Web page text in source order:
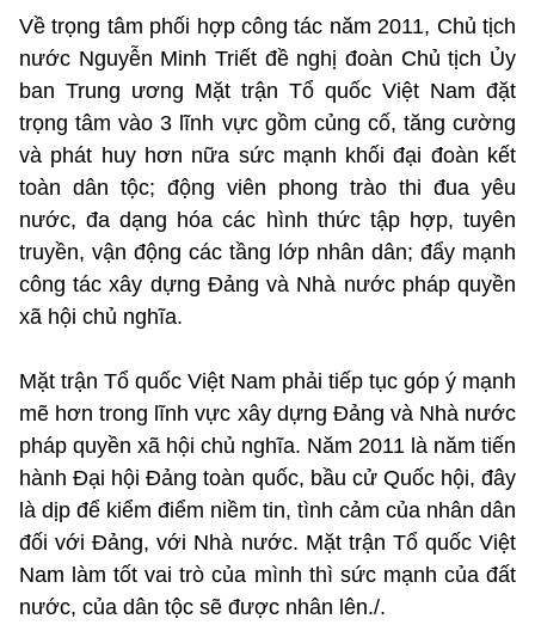
Về trọng tâm phối hợp công tác năm 2011, Chủ tịch
nước Nguyễn Minh Triết đề nghị đoàn Chủ tịch Ủy
ban Trung ương Mặt trận Tổ quốc Việt Nam đặt
trọng tâm vào 3 lĩnh vực gồm củng cố, tăng cường
và phát huy hơn nữa sức mạnh khối đại đoàn kết
toàn dân tộc; động viên phong trào thi đua yêu
nước, đa dạng hóa các hình thức tập hợp, tuyên
truyền, vận động các tầng lớp nhân dân; đẩy mạnh
công tác xây dựng Đảng và Nhà nước pháp quyền
xã hội chủ nghĩa.
Mặt trận Tổ quốc Việt Nam phải tiếp tục góp ý mạnh
mẽ hơn trong lĩnh vực xây dựng Đảng và Nhà nước
pháp quyền xã hội chủ nghĩa. Năm 2011 là năm tiến
hành Đại hội Đảng toàn quốc, bầu cử Quốc hội, đây
là dịp để kiểm điểm niềm tin, tình cảm của nhân dân
đối với Đảng, với Nhà nước. Mặt trận Tổ quốc Việt
Nam làm tốt vai trò của mình thì sức mạnh của đất
nước, của dân tộc sẽ được nhân lên./.